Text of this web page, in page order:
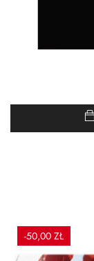
-50,00 ZŁ